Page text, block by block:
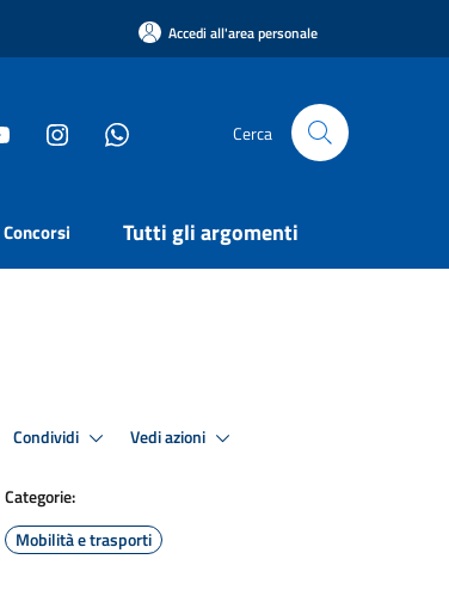
Accedi all'area personale
Cerca
Concorsi Tutti gli argomenti
Condividi Vedi azioni
Categorie:
Mobilità e trasporti